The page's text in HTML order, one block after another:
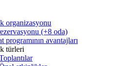
organizasyonu
(+8 oda)
programının avantajları
türleri